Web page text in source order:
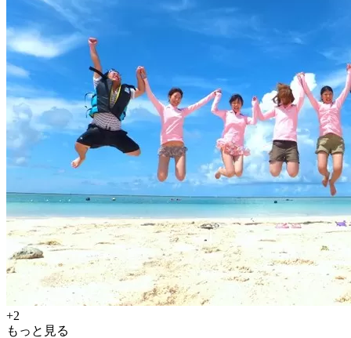
+2
もっと見る